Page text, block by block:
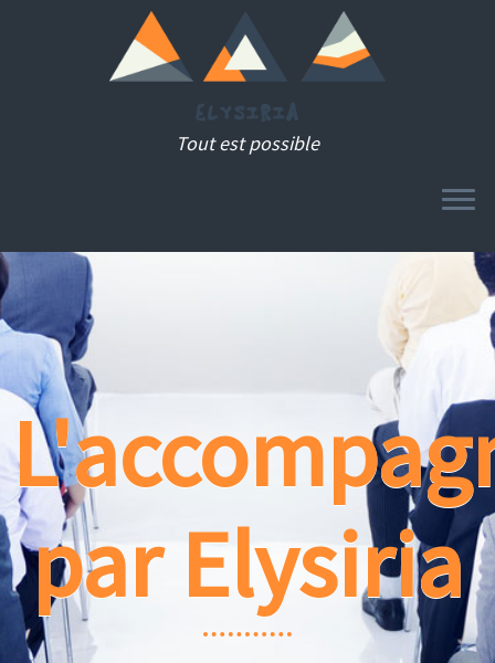
Passer
au
contenu
Tout est possible
MENU
par Elysiria